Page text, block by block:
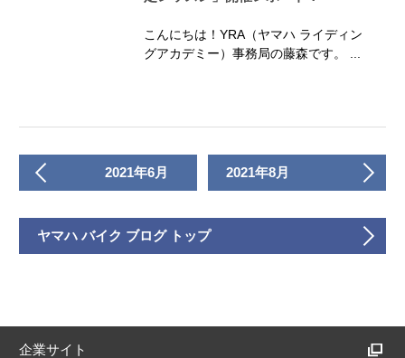
こんにちは！YRA（ヤマハ ライディン
グアカデミー）事務局の藤森です。 ...
2021年6月 2021年8月
ヤマハ バイク ブログ トップ
企業サイト